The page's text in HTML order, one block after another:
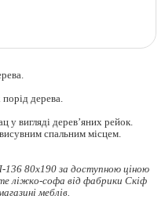
дерева.
у вигляді дерев’яних рейок.
спальним місцем.
80x190 за доступною ціною
ліжко-софавід фабрики Скіф
меблів.